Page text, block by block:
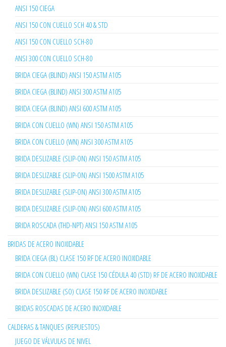
ANSI 150 CIEGA
ANSI 150 CON CUELLO SCH 40 & STD
ANSI 150 CON CUELLO SCH-80
ANSI 300 CON CUELLO SCH-80
BRIDA CIEGA (BLIND) ANSI 150 ASTM A105
BRIDA CIEGA (BLIND) ANSI 300 ASTM A105
BRIDA CIEGA (BLIND) ANSI 600 ASTM A105
BRIDA CON CUELLO (WN) ANSI 150 ASTM A105
BRIDA CON CUELLO (WN) ANSI 300 ASTM A105
BRIDA DESLIZABLE (SLIP-ON) ANSI 150 ASTM A105
BRIDA DESLIZABLE (SLIP-ON) ANSI 1500 ASTM A105
BRIDA DESLIZABLE (SLIP-ON) ANSI 300 ASTM A105
BRIDA DESLIZABLE (SLIP-ON) ANSI 600 ASTM A105
BRIDA ROSCADA (THD-NPT) ANSI 150 ASTM A105
BRIDAS DE ACERO INOXIDABLE
BRIDA CIEGA (BL) CLASE 150 RF DE ACERO INOXIDABLE
BRIDA CON CUELLO (WN) CLASE 150 CÉDULA 40 (STD) RF DE ACERO INOXIDABLE
BRIDA DESLIZABLE (SO) CLASE 150 RF DE ACERO INOXIDABLE
BRIDAS ROSCADAS DE ACERO INOXIDABLE
CALDERAS & TANQUES (REPUESTOS)
JUEGO DE VÁLVULAS DE NIVEL